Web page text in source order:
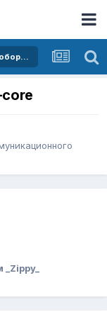
Покупка и продажа телекоммуникационного оборудования